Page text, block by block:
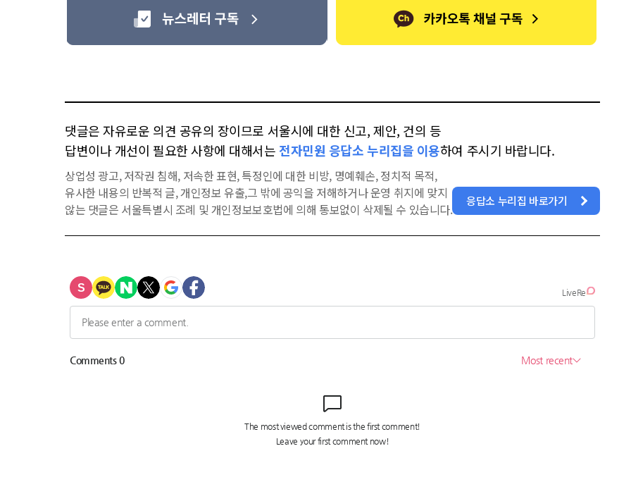
댓글은 자유로운 의견 공유의 장이므로 서울시에 대한 신고, 제안, 건의 등
답변이나 개선이 필요한 사항에 대해서는 전자민원 응답소 누리집을 이용하여 주시기 바랍니다.
상업성 광고, 저작권 침해, 저속한 표현, 특정인에 대한 비방, 명예훼손, 정치적 목적,
유사한 내용의 반복적 글, 개인정보 유출,그 밖에 공익을 저해하거나 운영 취지에 맞지
않는 댓글은 서울특별시 조례 및 개인정보보호법에 의해 통보없이 삭제될 수 있습니다.
응답소 누리집 바로가기